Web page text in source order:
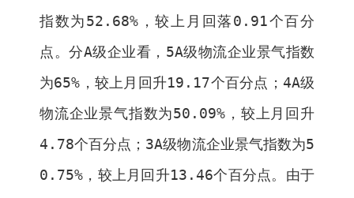
指数为52.68% ，较上月回落0.91个百分
点。分A级企业看， 5A级物流企业景气指数
为65% ，较上月回升19.17个百分点； 4A级
物流企业景气指数为50.09% ，较上月回升
4.78个百分点； 3A级物流企业景气指数为5
0.75% ，较上月回升13.46个百分点。由于